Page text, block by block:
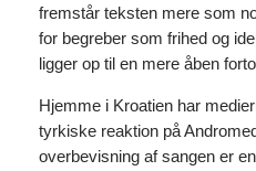
fremstår teksten mere som
for begreber som frihed og
ligger op til en mere åben
Hjemme i Kroatien har
tyrkiske reaktion på
overbevisning af sangen er